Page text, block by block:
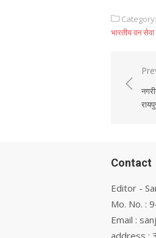
Category:
भारतीय वन
Post
Contact
Editor -
Mo. No. :
Email :
address :